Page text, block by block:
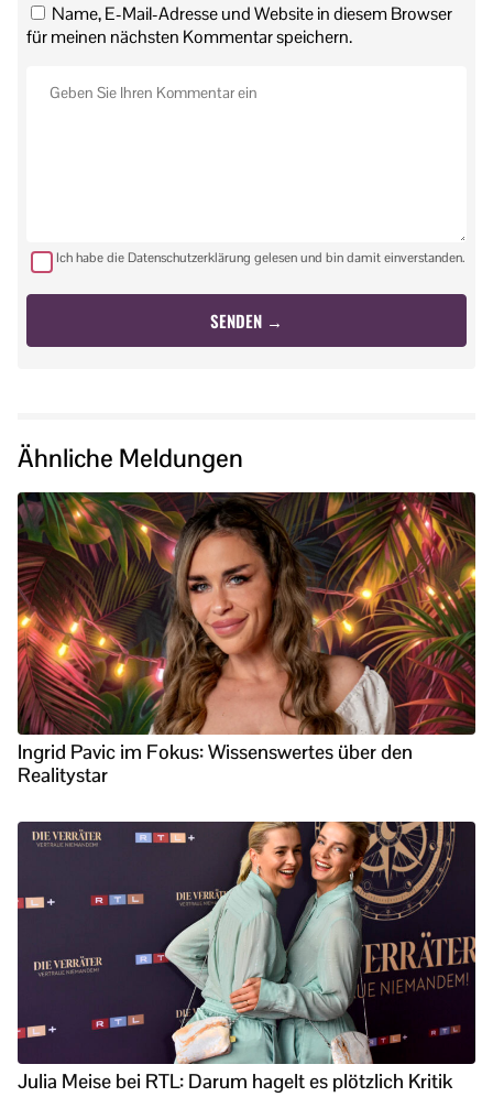
Name, E-Mail-Adresse und Website in diesem Browser
für meinen nächsten Kommentar speichern.
Ich habe die Datenschutzerklärung gelesen und bin damit einverstanden.
Ähnliche Meldungen
Ingrid Pavic im Fokus: Wissenswertes über den
Realitystar
Julia Meise bei RTL: Darum hagelt es plötzlich Kritik